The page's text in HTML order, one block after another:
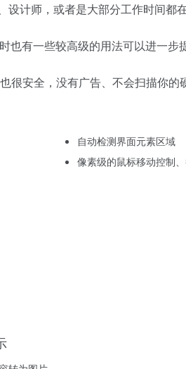
设计师，或者是大部分工作时间都
也有一些较高级的用法可以进一步
很安全，没有广告、不会扫描你的
自动检测界面元素区域
像素级的鼠标移动控制